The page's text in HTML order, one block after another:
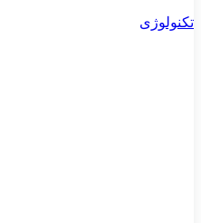
تکنولوژی